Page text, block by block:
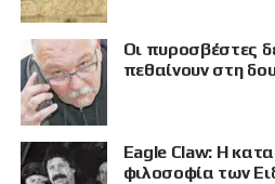
Οι πυροσβέστες
πεθαίνουν στη
Eagle Claw: Η
φιλοσοφία των